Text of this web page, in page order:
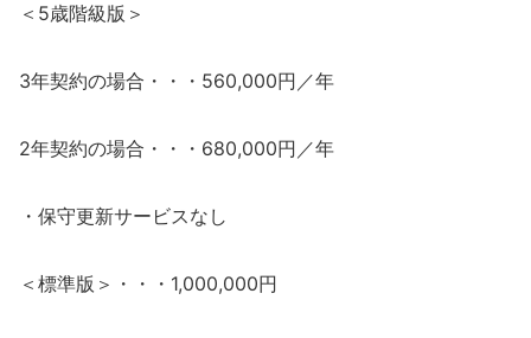
＜5歳階級版＞
3年契約の場合・・・560,000円／年
2年契約の場合・・・680,000円／年
・保守更新サービスなし
＜標準版＞・・・1,000,000円